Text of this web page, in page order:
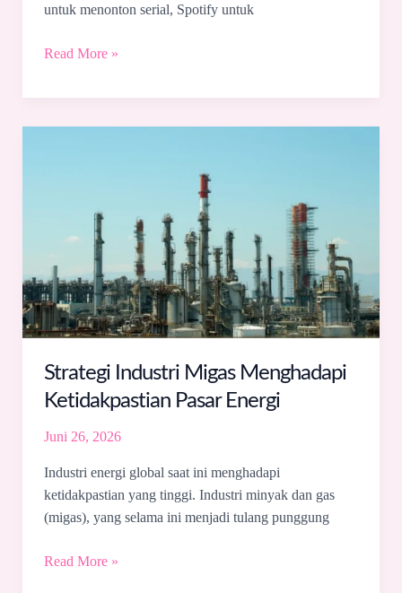
untuk menonton serial, Spotify untuk
Read More »
Strategi Industri Migas Menghadapi
Ketidakpastian Pasar Energi
Juni 26, 2026
Industri energi global saat ini menghadapi
ketidakpastian yang tinggi. Industri minyak dan gas
(migas), yang selama ini menjadi tulang punggung
Ketidakpastian
Energi
Read More »